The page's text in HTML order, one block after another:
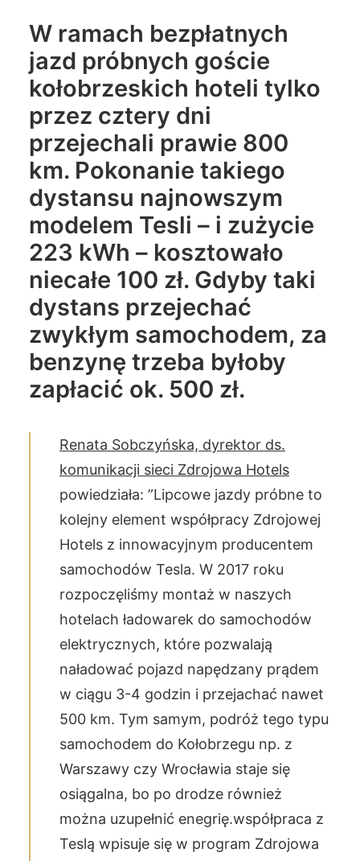
W ramach bezpłatnych
jazd próbnych goście
kołobrzeskich hoteli tylko
przez cztery dni
przejechali prawie 800
km. Pokonanie takiego
dystansu najnowszym
modelem Tesli – i zużycie
223 kWh – kosztowało
niecałe 100 zł. Gdyby taki
dystans przejechać
zwykłym samochodem, za
benzynę trzeba byłoby
zapłacić ok. 500 zł.
Renata Sobczyńska, dyrektor ds.
komunikacji sieci Zdrojowa Hotels
powiedziała: ”Lipcowe jazdy próbne to
kolejny element współpracy Zdrojowej
Hotels z innowacyjnym producentem
samochodów Tesla. W 2017 roku
rozpoczęliśmy montaż w naszych
hotelach ładowarek do samochodów
elektrycznych, które pozwalają
naładować pojazd napędzany prądem
w ciągu 3-4 godzin i przejachać nawet
500 km. Tym samym, podróż tego typu
samochodem do Kołobrzegu np. z
Warszawy czy Wrocławia staje się
osiągalna, bo po drodze również
można uzupełnić enegrię.współpraca z
Teslą wpisuje się w program Zdrojowa